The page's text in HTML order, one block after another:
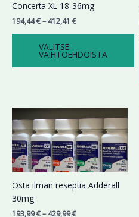
Concerta XL 18-36mg
194,44€– 412,41 €
VALITSE
VAIHTOEHDOISTA
Voit
tehdä
valinnat
tuotteen
Osta ilman reseptiä Adderall
30mg
193,99€– 429,99€
193,99 €
-
429,99 €
tuotteella
on
useampi
muunnelma.
tehdä
valinnat